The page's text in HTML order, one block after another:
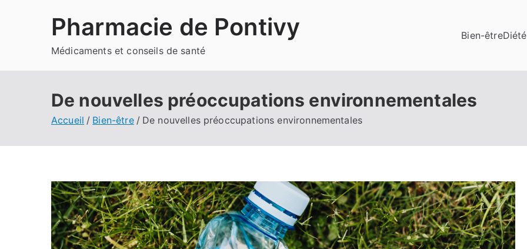
Pharmacie de Pontivy
Médicaments et conseils de santé
Bien-être
De nouvelles préoccupations environnementales
Accueil Bien-être De nouvelles préoccupations environnementales